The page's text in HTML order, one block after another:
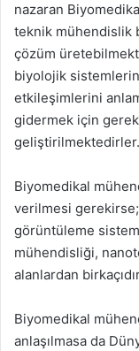
nazaran
teknik mühendislik
çözüm
biyolojik sistemlerin
etkileşimlerini
gidermek için
geliştirilmektedirler.
Biyomedikal
verilmesi
görüntüleme
mühendisliği,
alanlardan
Biyomedikal
anlaşılmasa da